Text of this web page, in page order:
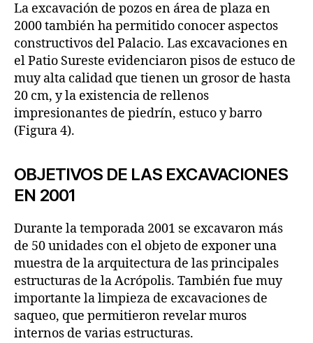
La excavación de pozos en área de plaza en
2000 también ha permitido conocer aspectos
constructivos del Palacio. Las excavaciones en
el Patio Sureste evidenciaron pisos de estuco de
muy alta calidad que tienen un grosor de hasta
20 cm, y la existencia de rellenos
impresionantes de piedrín, estuco y barro
(Figura 4).
OBJETIVOS DE LAS EXCAVACIONES
EN 2001
Durante la temporada 2001 se excavaron más
de 50 unidades con el objeto de exponer una
muestra de la arquitectura de las principales
estructuras de la Acrópolis. También fue muy
importante la limpieza de excavaciones de
saqueo, que permitieron revelar muros
internos de varias estructuras.